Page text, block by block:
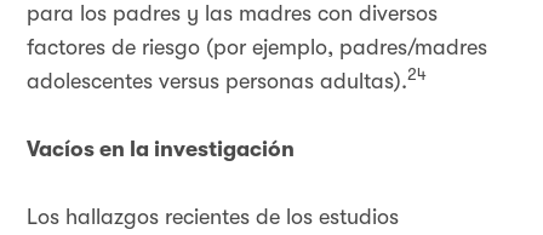
para los padres y las madres con diversos
factores de riesgo (por ejemplo, padres/madres
adolescentes versus personas adultas).24
Vacíos en la investigación
Los hallazgos recientes de los estudios